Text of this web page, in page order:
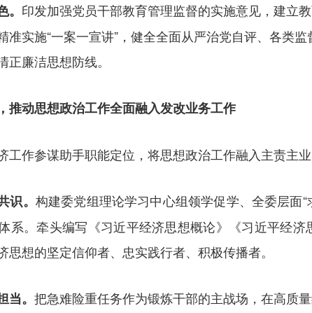
印发加强党员干部教育管理监督的实施意见，建立
准实施“一案一宣讲”，健全全面从严治党自评、各类
廉洁思想防线。
推动思想政治工作全面融入发改业务工作
工作参谋助手职能定位，将思想政治工作融入主责主业
识。 构建委党组理论学习中心组领学促学、全委层面
系。牵头编写《习近平经济思想概论》《习近平经
思想的坚定信仰者、忠实践行者、积极传播者。
当。 把急难险重任务作为锻炼干部的主战场，在高质